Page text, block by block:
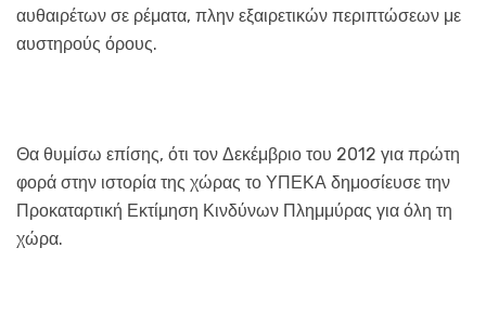
αυθαιρέτων σε ρέματα, πλην εξαιρετικών περιπτώσεων με
αυστηρούς όρους.
Θα θυμίσω επίσης, ότι τον Δεκέμβριο του 2012 για πρώτη
φορά στην ιστορία της χώρας το ΥΠΕΚΑ δημοσίευσε την
Προκαταρτική Εκτίμηση Κινδύνων Πλημμύρας για όλη τη
χώρα.